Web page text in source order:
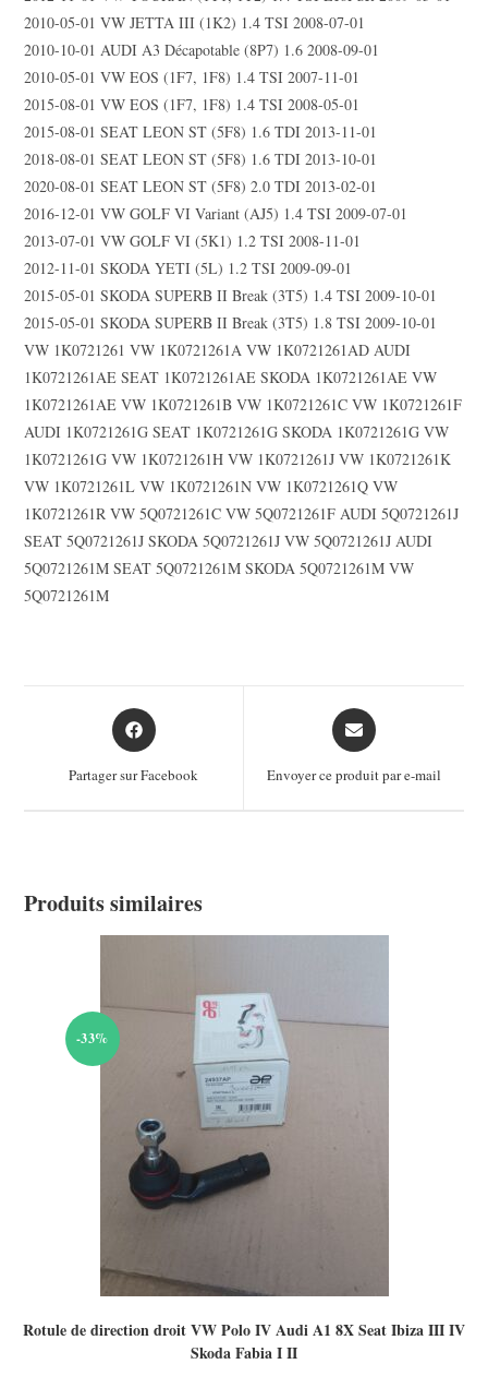
2010-05-01 VW JETTA III (1K2) 1.4 TSI 2008-07-01
2010-10-01 AUDI A3 Décapotable (8P7) 1.6 2008-09-01
2010-05-01 VW EOS (1F7, 1F8) 1.4 TSI 2007-11-01
2015-08-01 VW EOS (1F7, 1F8) 1.4 TSI 2008-05-01
2015-08-01 SEAT LEON ST (5F8) 1.6 TDI 2013-11-01
2018-08-01 SEAT LEON ST (5F8) 1.6 TDI 2013-10-01
2020-08-01 SEAT LEON ST (5F8) 2.0 TDI 2013-02-01
2016-12-01 VW GOLF VI Variant (AJ5) 1.4 TSI 2009-07-01
2013-07-01 VW GOLF VI (5K1) 1.2 TSI 2008-11-01
2012-11-01 SKODA YETI (5L) 1.2 TSI 2009-09-01
2015-05-01 SKODA SUPERB II Break (3T5) 1.4 TSI 2009-10-01
2015-05-01 SKODA SUPERB II Break (3T5) 1.8 TSI 2009-10-01
VW 1K0721261 VW 1K0721261A VW 1K0721261AD AUDI
1K0721261AE SEAT 1K0721261AE SKODA 1K0721261AE VW
1K0721261AE VW 1K0721261B VW 1K0721261C VW 1K0721261F
AUDI 1K0721261G SEAT 1K0721261G SKODA 1K0721261G VW
1K0721261G VW 1K0721261H VW 1K0721261J VW 1K0721261K
VW 1K0721261L VW 1K0721261N VW 1K0721261Q VW
1K0721261R VW 5Q0721261C VW 5Q0721261F AUDI 5Q0721261J
SEAT 5Q0721261J SKODA 5Q0721261J VW 5Q0721261J AUDI
5Q0721261M SEAT 5Q0721261M SKODA 5Q0721261M VW
5Q0721261M
Opens
in
new
Partager sur Facebook
Opens
in
new
Envoyer ce produit par e-mail
Produits similaires
-33%
Rotule de direction droit VW Polo IV Audi A1 8X Seat Ibiza III IV
Skoda Fabia I II